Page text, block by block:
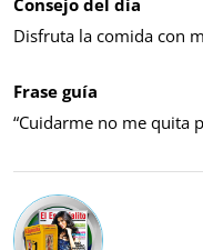
Disfruta la comida con
Frase guía
“Cuidarme no me quita